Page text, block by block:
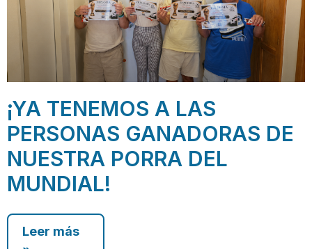
¡YA TENEMOS A LAS
PERSONAS GANADORAS DE
NUESTRA PORRA DEL
MUNDIAL!
Leer más